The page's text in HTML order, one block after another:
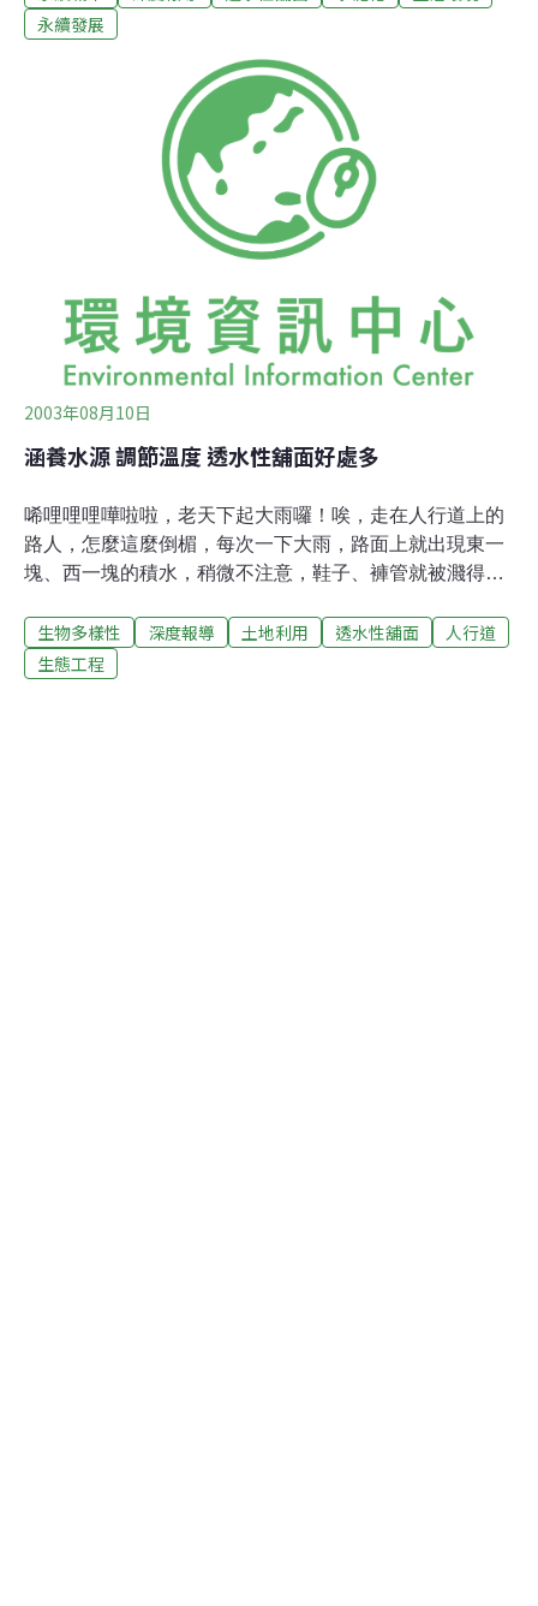
實則背道而行」的階段，即使在美國，永續的都市發展策
諸國、德國、荷蘭等歐洲國家卻早已開始落實都市的永續
經營策略。記得一位資深建築師同事Rich前年進行了一趟
北歐都市學習之旅回來後跟大家分享心得，感嘆的說，歐
洲在永續都市方面的進展，遙遙領先美國至少20年！我更
是感嘆了，那麼台灣呢？「城市」與「自然」都市發展對
生態環境最大的破壞，來自於其所創造出的水泥叢林。為
因應人類活動所需的大量不透水表面：包括建築物、街道
的自然表面，許多動植物無法在這樣的水泥叢林中生
永續發展
2003年08月10日
涵養水源 調節溫度 透水性舖面好處多
唏哩哩哩嘩啦啦，老天下起大雨囉！唉，走在人行道上的
路人，怎麼這麼倒楣，每次一下大雨，路面上就出現東一
塊、西一塊的積水，稍微不注意，鞋子、褲管就被濺得濕
畫面。熱！熱！熱！今年夏天真是熱得快中暑了！氣象報
告中說，8月8日台北市出現了攝氏溫度38.8度的高溫，打
生物多樣性 深度報導 土地利用 透水性舖面
人行道
生態工程